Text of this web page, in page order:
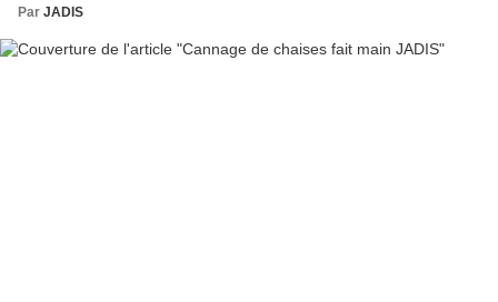
Par JADIS